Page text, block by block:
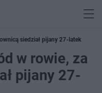
siedział pijany 27-latek
w rowie, za
pijany 27-